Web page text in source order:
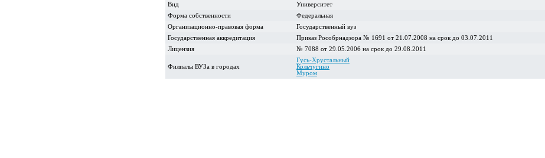
Вид
Университет
Форма собственности
Федеральная
Организационно-правовая форма
Государственный вуз
Государственная аккредитация
Приказ Рособрнадзора № 1691 от 21.07.2008 на срок до 03.07.2011
Лицензия
№ 7088 от 29.05.2006 на срок до 29.08.2011
Филиалы ВУЗа в городах
Гусь-Хрустальный
Кольчугино
Муром